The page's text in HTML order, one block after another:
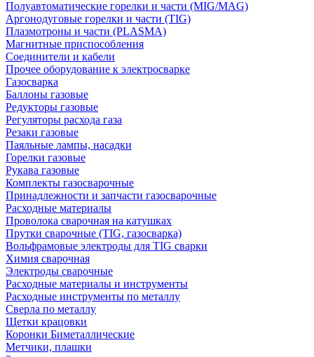
Полуавтоматические горелки и части (MIG/MAG)
Аргонодуговые горелки и части (TIG)
Плазмотроны и части (PLASMA)
Магнитные приспособления
Соединители и кабели
Прочее оборудование к электросварке
Газосварка
Баллоны газовые
Редукторы газовые
Регуляторы расхода газа
Резаки газовые
Паяльные лампы, насадки
Горелки газовые
Рукава газовые
Комплекты газосварочные
Принадлежности и запчасти газосварочные
Расходные материалы
Проволока сварочная на катушках
Прутки сварочные (TIG, газосварка)
Вольфрамовые электроды для TIG сварки
Химия сварочная
Электроды сварочные
Расходные материалы и инструменты
Расходные инструменты по металлу
Сверла по металлу
Щетки крацовки
Коронки Биметаллические
Метчики, плашки